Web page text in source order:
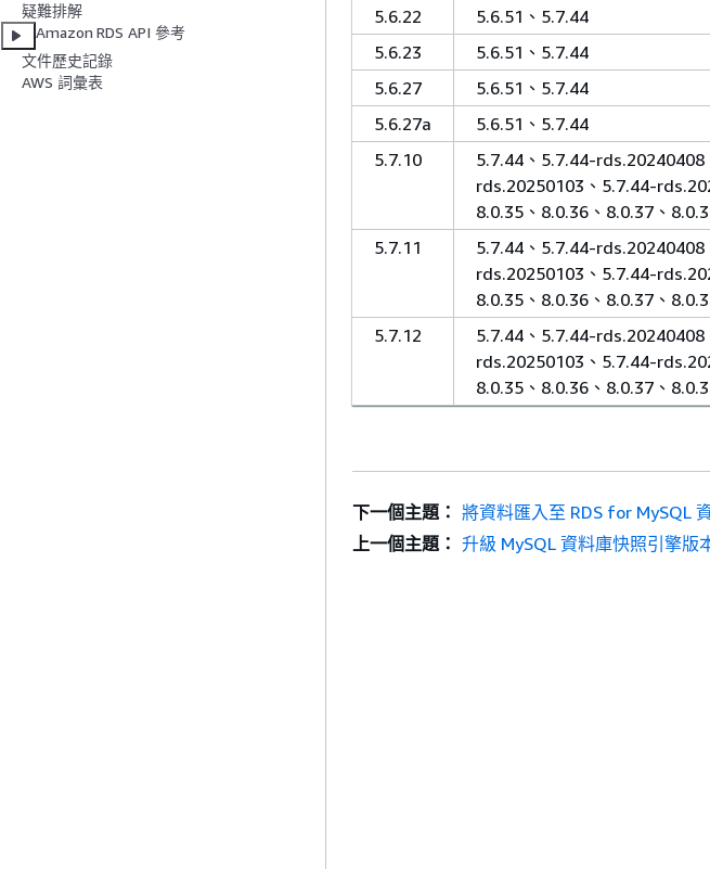
疑難排解
Amazon RDS API 參考
文件歷史記錄
AWS 詞彙表
5.6.22
5.6.51、5.7.44
5.6.23
5.6.51、5.7.44
5.6.27
5.6.51、5.7.44
5.6.27a
5.6.51、5.7.44
5.7.10
5.7.44、5.7.44-
rds.20250103、5.7.44-
8.0.35、8.0.36、8.0.37、
5.7.11
5.7.44、5.7.44-
rds.20250103、5.7.44-
8.0.35、8.0.36、8.0.37、
5.7.12
5.7.44、5.7.44-
rds.20250103、5.7.44-
8.0.35、8.0.36、8.0.37、
下一個主題： 將資料匯入至 RDS for MySQL
上一個主題： 升級 MySQL 資料庫快照引擎版